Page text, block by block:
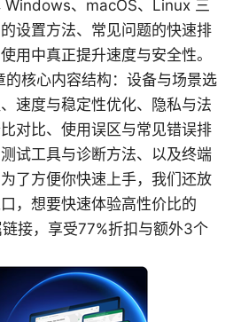
Windows、macOS、Linux 三
设置方法、常见问题的快速排
用中真正提升速度与安全性。
核心内容结构：设备与场景选
速度与稳定性优化、隐私与法
对比、使用误区与常见错误排
试工具与诊断方法、以及终端
了方便你快速上手，我们还放
，想要快速体验高性价比的
接，享受77%折扣与额外3个